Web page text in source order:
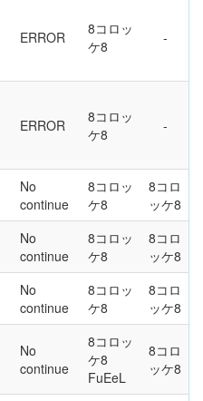
ERROR
8コロッ
ケ8
ERROR
8コロッ
ケ8
No
continue
8コロッ
ケ8
8コロ
ッケ8
No
continue
8コロッ
ケ8
8コロ
ッケ8
No
continue
8コロッ
ケ8
8コロ
ッケ8
No
continue
8コロッ
ケ8
FuEeL
8コロ
ッケ8